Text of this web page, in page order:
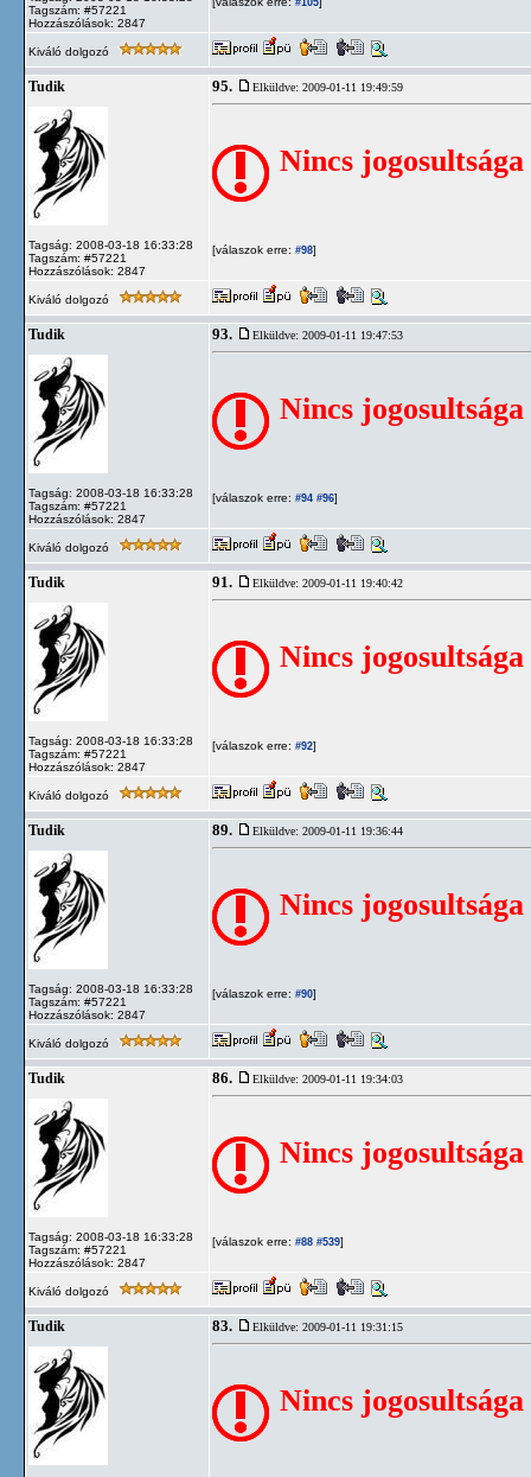
Tagszám: #57221
Hozzászólások: 2847
#105
Kiváló dolgozó
Tudik
Tagság: 2008-03-18 16:33:28
Tagszám: #57221
Hozzászólások: 2847
95. Elküldve: 2009-01-11 19:49:59
Nincs
[válaszok erre: #98]
Kiváló dolgozó
Tudik
Tagság: 2008-03-18 16:33:28
Tagszám: #57221
Hozzászólások: 2847
93. Elküldve: 2009-01-11 19:47:53
Nincs
[válaszok erre: #94 #96]
Kiváló dolgozó
Tudik
Tagság: 2008-03-18 16:33:28
Tagszám: #57221
Hozzászólások: 2847
91. Elküldve: 2009-01-11 19:40:42
Nincs
[válaszok erre: #92]
Kiváló dolgozó
Tudik
Tagság: 2008-03-18 16:33:28
Tagszám: #57221
Hozzászólások: 2847
89. Elküldve: 2009-01-11 19:36:44
Nincs
[válaszok erre: #90]
Kiváló dolgozó
Tudik
Tagság: 2008-03-18 16:33:28
Tagszám: #57221
Hozzászólások: 2847
86. Elküldve: 2009-01-11 19:34:03
Nincs
[válaszok erre: #88 #539]
Kiváló dolgozó
Tudik 83. Elküldve: 2009-01-11 19:31:15
Nincs